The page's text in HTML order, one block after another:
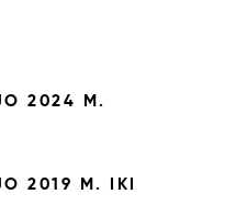
2024 M.
2019 M. IKI